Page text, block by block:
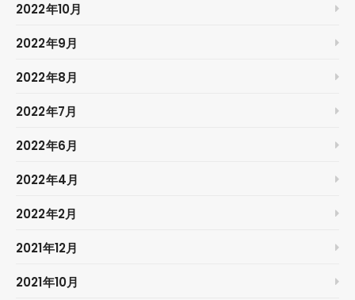
2022年10月
2022年9月
2022年8月
2022年7月
2022年6月
2022年4月
2022年2月
2021年12月
2021年10月